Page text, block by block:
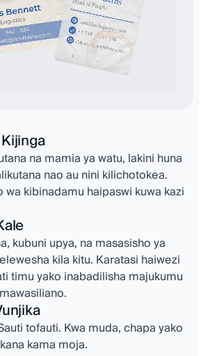
na mamia ya watu, lakini huna
nao au nini kilichotokea.
wa kibinadamu haipaswi kuwa kazi
kubuni upya, na masasisho ya
kila kitu. Karatasi haiwezi
timu yako inabadilisha majukumu
tofauti. Kwa muda, chapa yako
kama moja.